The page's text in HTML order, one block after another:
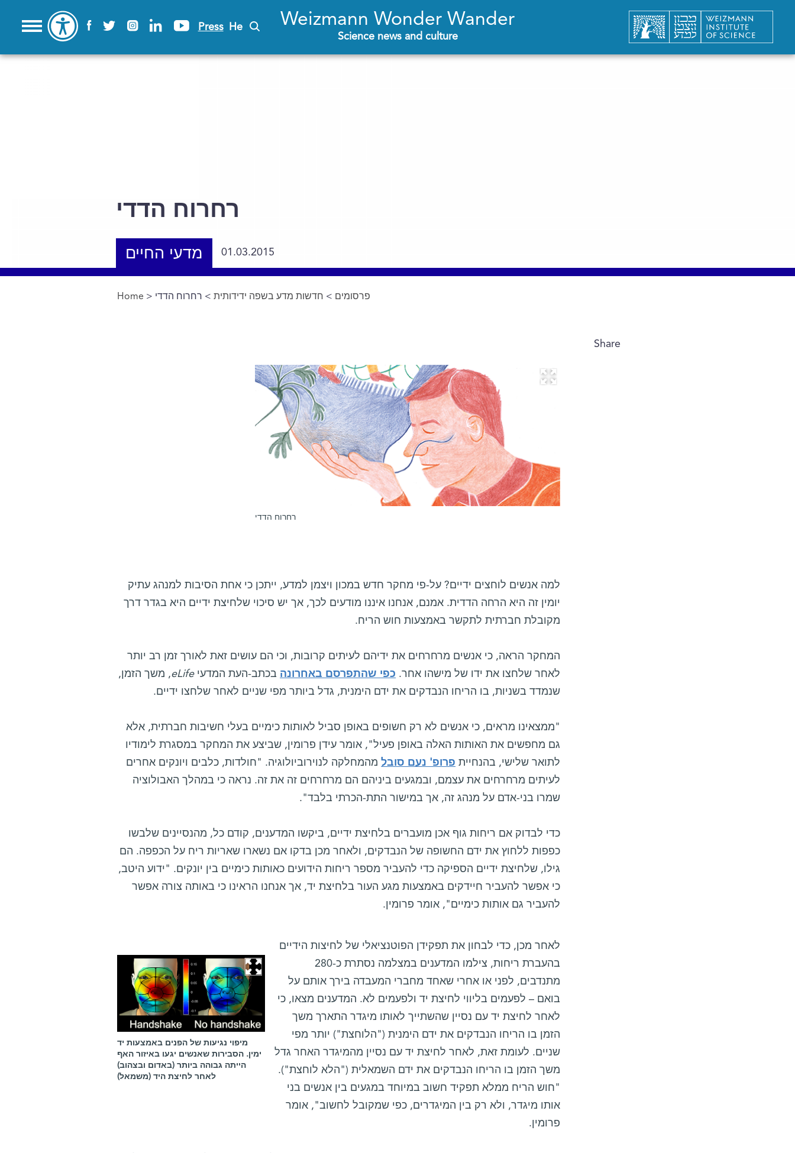
Press He Weizmann Wonder Wander
Science news and culture
רחרוח הדדי
מדעי החיים 01.03.2015
You are here
Home > פרסומים > חדשות מדע בשפה ידידותית> רחרוח הדדי
Share
רחרוח הדדי
למה אנשים לוחצים ידיים? על-פי מחקר חדש במכון ויצמן למדע, ייתכן כי אחת הסיבות למנהג עתיק
יומין זה היא הרחה הדדית. אמנם, אנחנו איננו מודעים לכך, אך יש סיכוי שלחיצת ידיים היא בגדר דרך
מקובלת חברתית לתקשר באמצעות חוש הריח.
המחקר הראה, כי אנשים מרחרחים את ידיהם לעיתים קרובות, וכי הם עושים זאת לאורך זמן רב יותר
לאחר שלחצו את ידו של מישהו אחר. כפי שהתפרסם באחרונה בכתב-העת המדעיeLife, משך הזמן,
שנמדד בשניות, בו הריחו הנבדקים את ידם הימנית, גדל ביותר מפי שניים לאחר שלחצו ידיים.
"ממצאינו מראים, כי אנשים לא רק חשופים באופן סביל לאותות כימיים בעלי חשיבות חברתית, אלא
גם מחפשים את האותות האלה באופן פעיל", אומר עידן פרומין, שביצע את המחקר במסגרת לימודיו
לתואר שלישי, בהנחיית פרופ' נעם סובלמהמחלקה לנוירוביולוגיה. "חולדות, כלבים ויונקים אחרים
לעיתים מרחרחים את עצמם, ובמגעים ביניהם הם מרחרחים זה את זה. נראה כי במהלך האבולוציה
שמרו בני-אדם על מנהג זה, אך במישור התת-הכרתי בלבד".
כדי לבדוק אם ריחות גוף אכן מועברים בלחיצת ידיים, ביקשו המדענים, קודם כל, מהנסיינים שלבשו
כפפות ללחוץ את ידם החשופה של הנבדקים, ולאחר מכן בדקו אם נשארו שאריות ריח על הכפפה. הם
גילו, שלחיצת ידיים הספיקה כדי להעביר מספר ריחות הידועים כאותות כימיים בין יונקים. "ידוע היטב,
כי אפשר להעביר חיידקים באמצעות מגע העור בלחיצת יד, אך אנחנו הראינו כי באותה צורה אפשר
להעביר גם אותות כימיים", אומר פרומין.
מיפוי נגיעות של הפנים באמצעות יד
ימין. הסבירות שאנשים יגעו באיזור האף
הייתה גבוהה ביותר (באדום ובצהוב)
לאחר לחיצת היד (משמאל)
לאחר מכן, כדי לבחון את תפקידן הפוטנציאלי של לחיצות הידיים
בהעברת ריחות, צילמו המדענים במצלמה נסתרת כ-280
מתנדבים, לפני או אחרי שאחד מחברי המעבדה בירך אותם על
בואם – לפעמים בליווי לחיצת יד ולפעמים לא. המדענים מצאו, כי
לאחר לחיצת יד עם נסיין שהשתייך לאותו מיגדר התארך משך
הזמן בו הריחו הנבדקים את ידם הימנית ("הלוחצת") יותר מפי
שניים. לעומת זאת, לאחר לחיצת יד עם נסיין מהמיגדר האחר גדל
משך הזמן בו הריחו הנבדקים את ידם השמאלית ("הלא לוחצת").
"חוש הריח ממלא תפקיד חשוב במיוחד במגעים בין אנשים בני
אותו מיגדר, ולא רק בין המיגדרים, כפי שמקובל לחשוב", אומר
פרומין.